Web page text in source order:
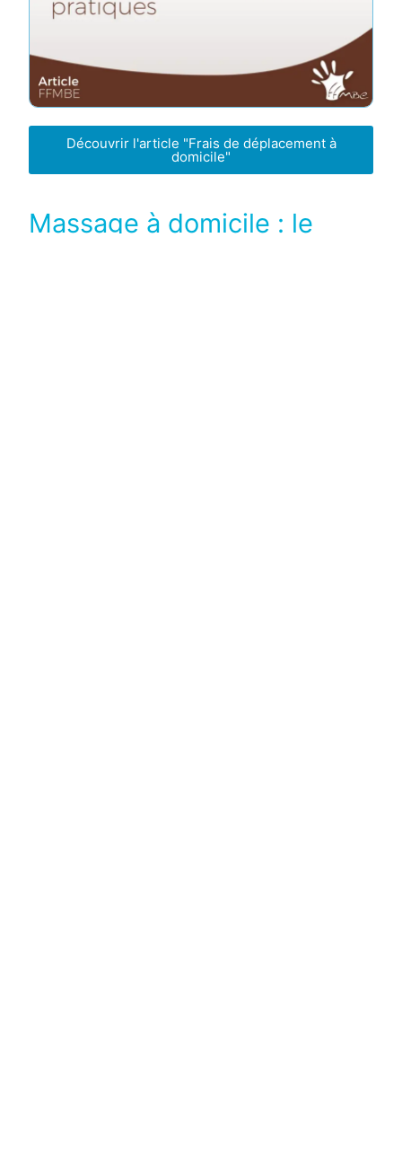
Découvrir l'article "Frais de déplacement à
domicile"
Massage à domicile : le